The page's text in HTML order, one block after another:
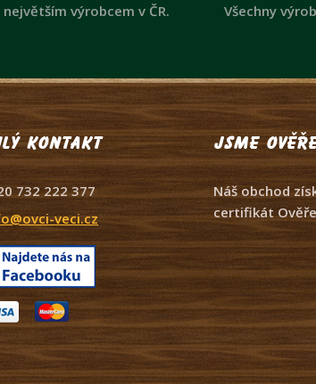
největším výrobcem v ČR. Všechny
kontakt
732 222 377
veci.cz
Jsme
Náš obchod
certifikát